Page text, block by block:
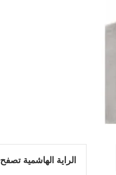
الراية الهاشمية تصفح